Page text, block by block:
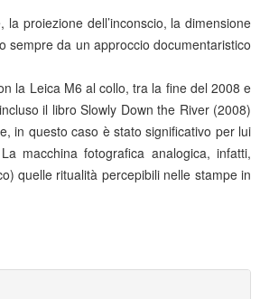
proiezione dell’inconscio, la dimensione
sempre da un approccio documentaristico
la Leica M6 al collo, tra la fine del 2008 e
il libro Slowly Down the River (2008)
in questo caso è stato significativo per lui
macchina fotografica analogica, infatti,
quelle ritualità percepibili nelle stampe in